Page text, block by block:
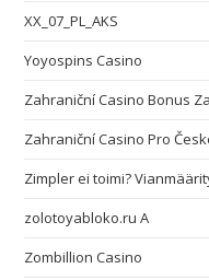
XX_07_PL_AKS
Yoyospins Casino
Zahraniční Casino Bonus
Zahraniční Casino Pro
Zimpler ei toimi?
zolotoyabloko.ru A
Zombillion Casino